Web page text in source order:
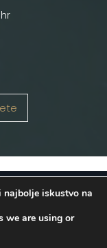
iskustvo na
we are using or